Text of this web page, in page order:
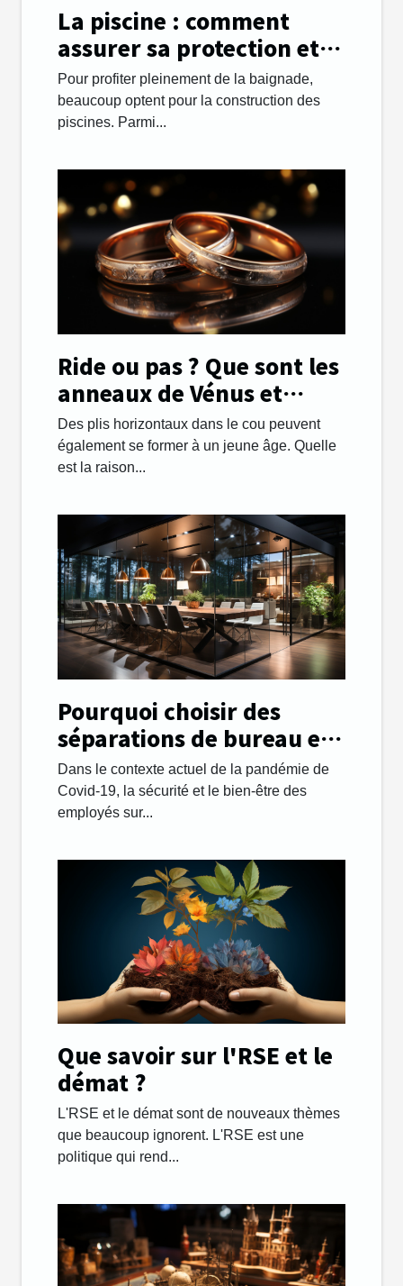
La piscine : comment
assurer sa protection et
sa sécurité ?
Pour profiter pleinement de la baignade,
beaucoup optent pour la construction des
piscines. Parmi...
Ride ou pas ? Que sont les
anneaux de Vénus et
comment les gérer.
Des plis horizontaux dans le cou peuvent
également se former à un jeune âge. Quelle
est la raison...
Pourquoi choisir des
séparations de bureau en
plexiglass ?
Dans le contexte actuel de la pandémie de
Covid-19, la sécurité et le bien-être des
employés sur...
Que savoir sur l'RSE et le
démat ?
L'RSE et le démat sont de nouveaux thèmes
que beaucoup ignorent. L'RSE est une
politique qui rend...